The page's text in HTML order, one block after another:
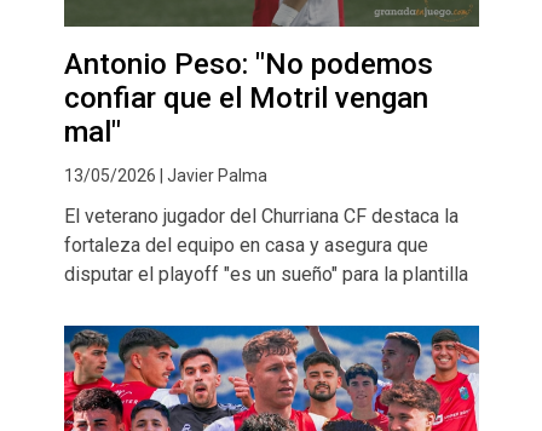
Antonio Peso: "No podemos
confiar que el Motril vengan
mal"
13/05/2026 | Javier Palma
El veterano jugador del Churriana CF destaca la
fortaleza del equipo en casa y asegura que
disputar el playoff "es un sueño" para la plantilla